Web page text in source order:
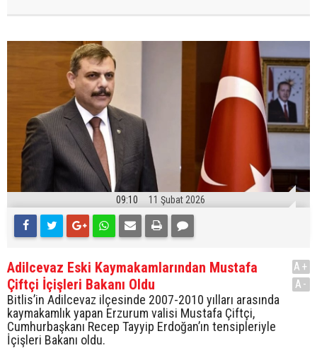
09:10 11 Şubat 2026
Adilcevaz Eski Kaymakamlarından Mustafa
Çiftçi İçişleri Bakanı Oldu
Bitlis’in Adilcevaz ilçesinde 2007-2010 yılları arasında
kaymakamlık yapan Erzurum valisi Mustafa Çiftçi,
Cumhurbaşkanı Recep Tayyip Erdoğan’ın tensipleriyle
İçişleri Bakanı oldu.
A+
A-